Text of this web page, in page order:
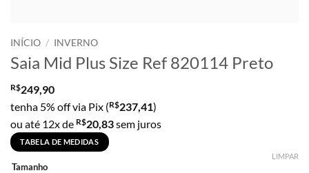
INÍCIO / INVERNO
Saia Mid Plus Size Ref 820114 Preto
R$249,90
tenha 5% off via Pix (R$237,41)
ou até 12x de R$20,83sem juros
TABELA DE MEDIDAS
Tamanho
LIMPAR